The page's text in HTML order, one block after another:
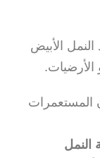
الأبيض
الأرضيات.
المستعمرات